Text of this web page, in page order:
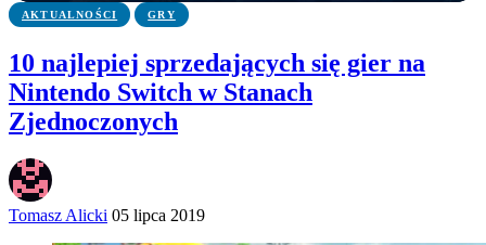
AKTUALNOŚCI GRY
10 najlepiej sprzedających się gier na
Nintendo Switch w Stanach
Zjednoczonych
Tomasz Alicki 05 lipca 2019